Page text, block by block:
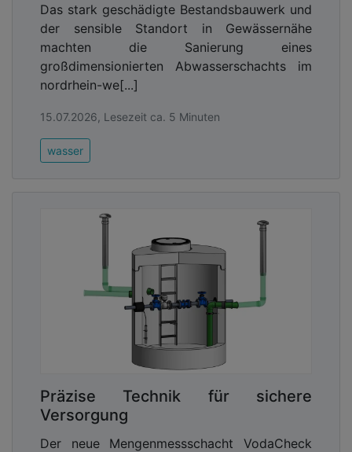
Das stark geschädigte Bestandsbauwerk und
der sensible Standort in Gewässernähe
machten die Sanierung eines
großdimensionierten Abwasserschachts im
nordrhein-we[...]
15.07.2026, Lesezeit ca. 5 Minuten
wasser
Präzise Technik für sichere
Versorgung
Der neue Mengenmessschacht VodaCheck